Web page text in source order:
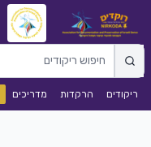
ריקודים הרקדות מדריכים